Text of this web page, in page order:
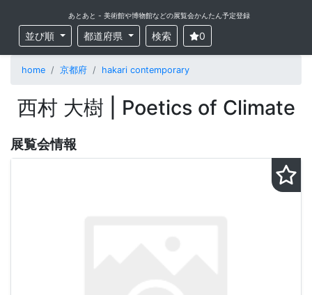
あとあと - 美術館や博物館などの展覧会かんたん予定登録
並び順 都道府県 検索 0
home 京都府 hakari contemporary
西村 大樹 | Poetics of Climate
展覧会情報